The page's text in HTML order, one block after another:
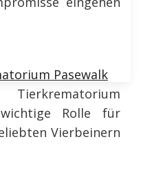
Pasewalk
Rolle für
Vierbeinern